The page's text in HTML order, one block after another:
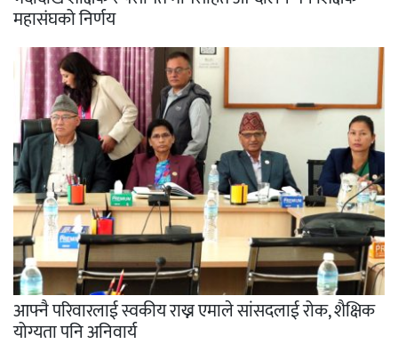
महासंघको निर्णय
आफ्नै परिवारलाई स्वकीय राख्न एमाले सांसदलाई रोक, शैक्षिक
योग्यता पनि अनिवार्य